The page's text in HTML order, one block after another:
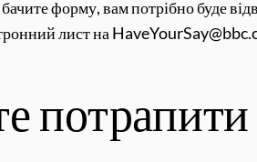
форму, вам потрібно буде
лист на